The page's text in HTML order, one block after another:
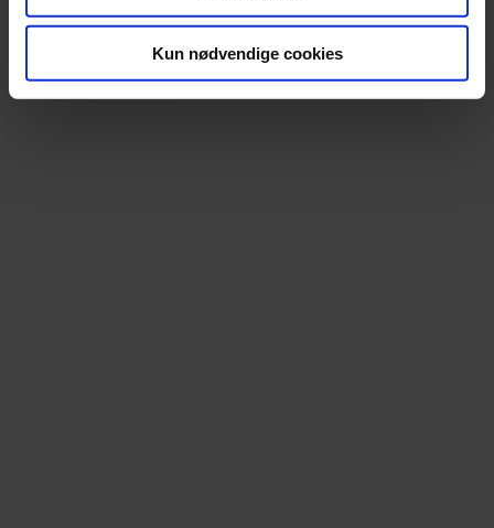
Kun nødvendige cookies